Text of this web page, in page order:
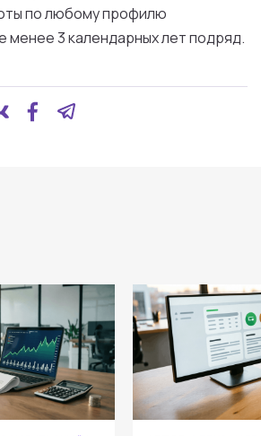
по любому профилю
менее 3 календарных лет подряд.